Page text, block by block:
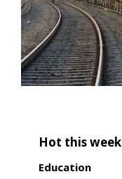
Hot this week
Education